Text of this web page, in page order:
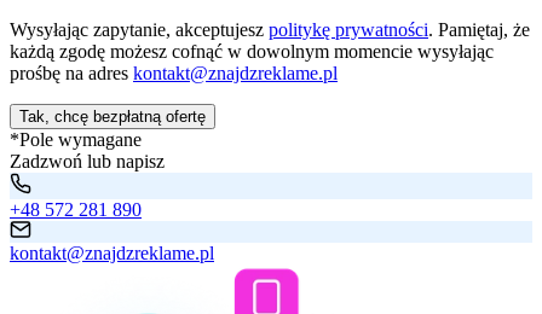
Wysyłając zapytanie, akceptujesz politykę prywatności. Pamiętaj, że
każdą zgodę możesz cofnąć w dowolnym momencie wysyłając
prośbę na adres kontakt@znajdzreklame.pl
Tak, chcę bezpłatną ofertę
*Pole wymagane
Zadzwoń lub napisz
+48 572 281 890
kontakt@znajdzreklame.pl